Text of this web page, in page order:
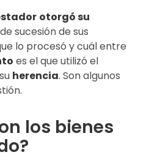
otorgó su
sucesión de sus
lo procesó y cuál entre
es el que utilizó el
herencia. Son algunos
los bienes